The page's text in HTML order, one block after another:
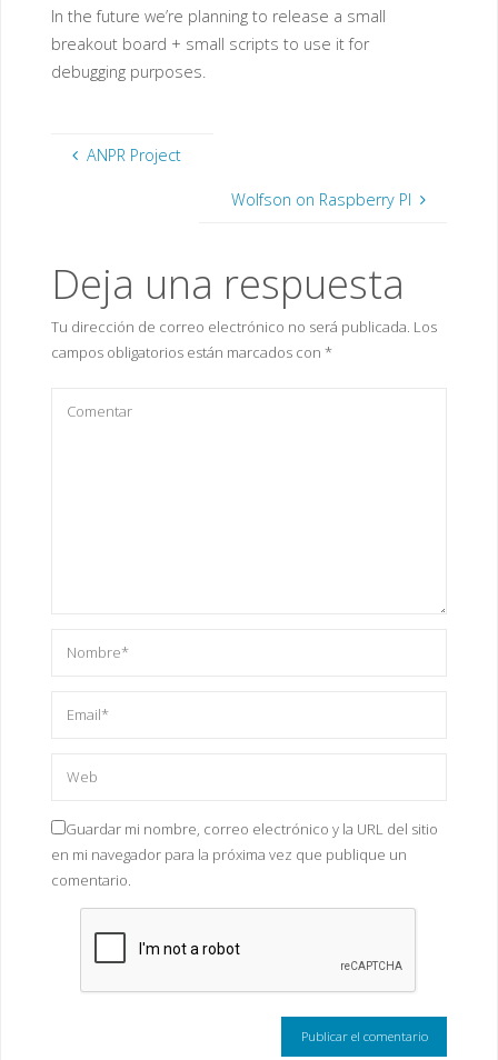
In the future we’re planning to release a small
breakout board + small scripts to use it for
debugging purposes.
ANPR Project
Wolfson on Raspberry PI
Deja una respuesta
Tu dirección de correo electrónico no será publicada. Los
campos obligatorios están marcados con *
Guardar mi nombre, correo electrónico y la URL del sitio
en mi navegador para la próxima vez que publique un
comentario.